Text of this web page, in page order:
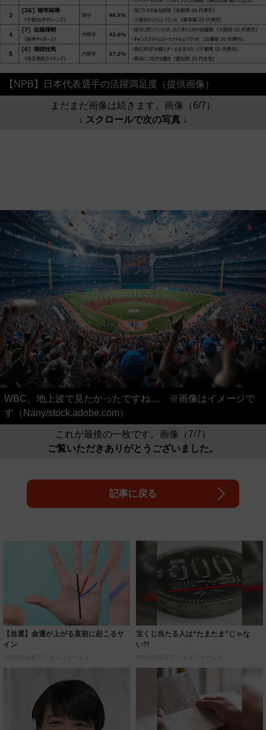
【NPB】日本代表選手の活躍満足度（提供画像）
まだまだ画像は続きます。画像（6/7）
↓ スクロールで次の写真 ↓
WBC、地上波で見たかったですね… ※画像はイメージで
す（Nany/stock.adobe.com）
これが最後の一枚です。画像（7/7）
ご覧いただきありがとうございました。
記事に戻る
【当選】金運が上がる直前に起こるサ
イン
PR(合同会社デジタルファーム )
宝くじ当たる人は“たまたま”じゃな
い?!
PR(合同会社デジタルファーム )